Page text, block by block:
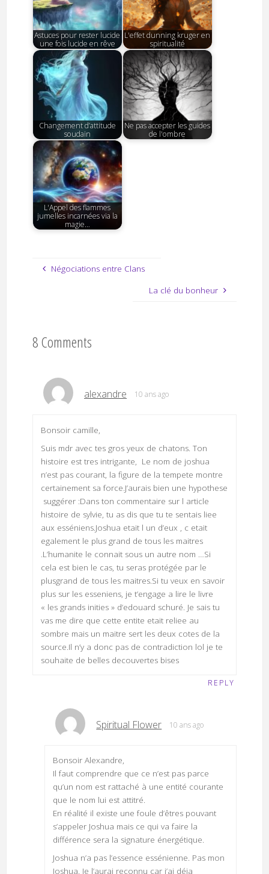
Astuces pour rester lucide
une fois lucide en rêve
L'effet dunning kruger en
spiritualité
Changement d’attitude
soudain
Ne pas accepter les guides
de l'ombre
L'Appel des flammes
jumelles incarnées via la
magie…
Négociations entre Clans
La clé du bonheur
8 Comments
alexandre 10 ans ago
Bonsoir camille,
Suis mdr avec tes gros yeux de chatons. Ton
histoire est tres intrigante, Le nom de joshua
n’est pas courant, la figure de la tempete montre
certainement sa force.J’aurais bien une hypothese
suggérer :Dans ton commentaire sur l article
histoire de sylvie, tu as dis que tu te sentais liee
aux esséniens.Joshua etait l un d’eux , c etait
egalement le plus grand de tous les maitres
.L’humanite le connait sous un autre nom …Si
cela est bien le cas, tu seras protégée par le
plusgrand de tous les maitres.Si tu veux en savoir
plus sur les esseniens, je t’engage a lire le livre
« les grands inities » d’edouard schuré. Je sais tu
vas me dire que cette entite etait reliee au
sombre mais un maitre sert les deux cotes de la
source.Il n’y a donc pas de contradiction lol je te
souhaite de belles decouvertes bises
REPLY
Spiritual Flower 10 ans ago
Bonsoir Alexandre,
Il faut comprendre que ce n’est pas parce
qu’un nom est rattaché à une entité courante
que le nom lui est attitré.
En réalité il existe une foule d’êtres pouvant
s’appeler Joshua mais ce qui va faire la
différence sera la signature énergétique.
Joshua n’a pas l’essence essénienne. Pas mon
Joshua. Je l’aurai reconnu car j’ai déja